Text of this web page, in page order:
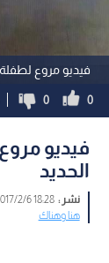
فيديو مروع
0
0
فيديو
الحديد
نشر :18:28 2017/2/6
هنا وهناك